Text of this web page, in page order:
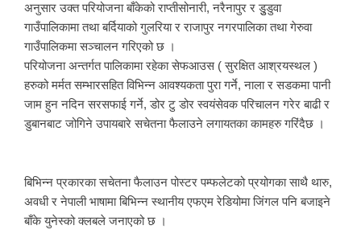
अनुसार उक्त परियोजना बाँकेको राप्तीसोनारी, नरैनापुर र डुुडुवा
गाउँपालिकामा तथा बर्दियाको गुलरिया र राजापुर नगरपालिका तथा गेरुवा
गाउँपालिकमा सञ्चालन गरिएको छ ।
परियोजना अन्तर्गत पालिकामा रहेका सेफआउस ( सुरक्षित आश्रयस्थल )
हरुको मर्मत सम्भारसहित विभिन्न आवश्यकता पुरा गर्ने, नाला र सडकमा पानी
जाम हुन नदिन सरसफाई गर्ने, डोर टु डोर स्वयंसेवक परिचालन गरेर बाढी र
डुबानबाट जोगिने उपायबारे सचेतना फैलाउने लगायतका कामहरु गरिंदैछ ।
बिभिन्न प्रकारका सचेतना फैलाउन पोस्टर पम्फलेटको प्रयोगका साथै थारु,
अवधी र नेपाली भाषामा बिभिन्न स्थानीय एफएम रेडियोमा जिंगल पनि बजाइने
बाँके युनेस्को क्लबले जनाएको छ ।